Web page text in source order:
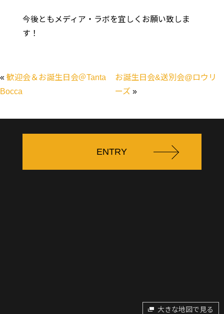
今後ともメディア・ラボを宜しくお願い致しま
す！
« 歓迎会＆お誕生日会＠Tanta
Bocca
お誕生日会&送別会@ロウリ
ーズ »
ENTRY
大きな地図で見る